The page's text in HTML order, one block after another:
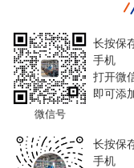
微信号
长按保
手机
打开微
即可添
长按保
手机